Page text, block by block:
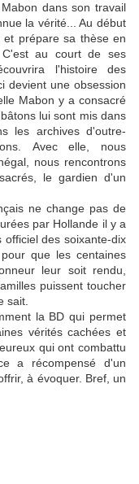
dans son travail
la vérité... Au début
et prépare sa thèse en
au court de ses
l'histoire des
devient une obsession
Mabon y a consacré
lui sont mis dans
les archives d'outre-
Avec elle, nous
nous rencontrons
le gardien d'un
ne change pas de
par Hollande il y a
des soixante-dix
que les centaines
leur soit rendu,
puissent toucher
sait.
la BD qui permet
vérités cachées et
qui ont combattu
a récompensé d'un
à évoquer. Bref, un